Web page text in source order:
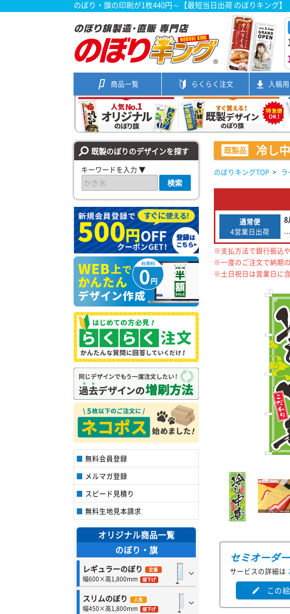
のぼり・旗の印刷が1枚440円～【最短当日出荷 のぼりキング】
商品一覧 らくらく注文 入稿用
既製のぼりのデザインを探す
キーワードを入力 ▼
検索
無料会員登録
メルマガ登録
スピード見積り
無料生地見本請求
オリジナル商品一覧
のぼり・旗
レギュラーのぼり 定番
幅600×高1,800mm 値下げ
スリムのぼり 人気
幅450×高1,800mm 値下げ
既製品 冷し
のぼりキングTOP >
通常便
4営業日出荷
8
…
※支払方法で銀行振込
※一度のご注文で納期
※土日祝日は営業日に含
セミオーダー
サービスの詳細は
edit この